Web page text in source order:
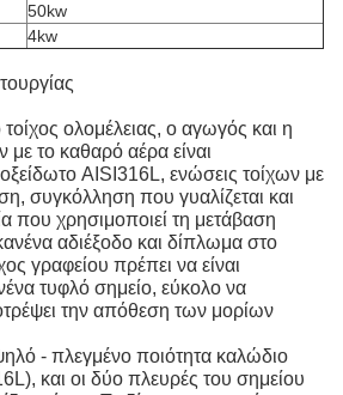
50kw
4kw
ολομέλειας, ο αγωγός και η
το καθαρό αέρα είναι
AISI316L, ενώσεις τοίχων με
συγκόλληση που γυαλίζεται και
που χρησιμοποιεί τη μετάβαση
αδιέξοδο και δίπλωμα στο
γραφείου πρέπει να είναι
τυφλό σημείο, εύκολο να
την απόθεση των μορίων
- πλεγμένο ποιότητα καλώδιο
και οι δύο πλευρές του σημείου